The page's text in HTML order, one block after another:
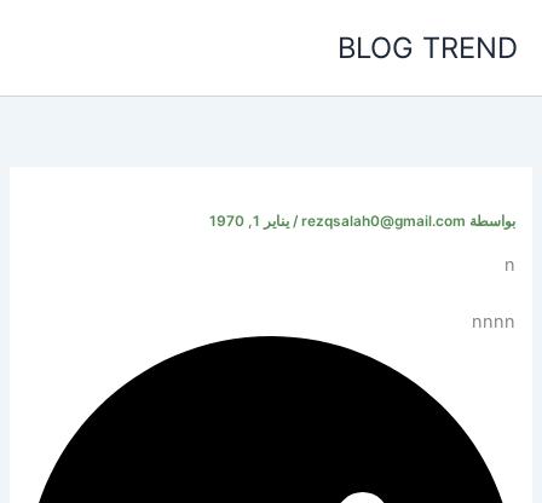
BLOG TREND
بواسطة rezqsalah0@gmail.com
/يناير 1, 1970
n
nnnn